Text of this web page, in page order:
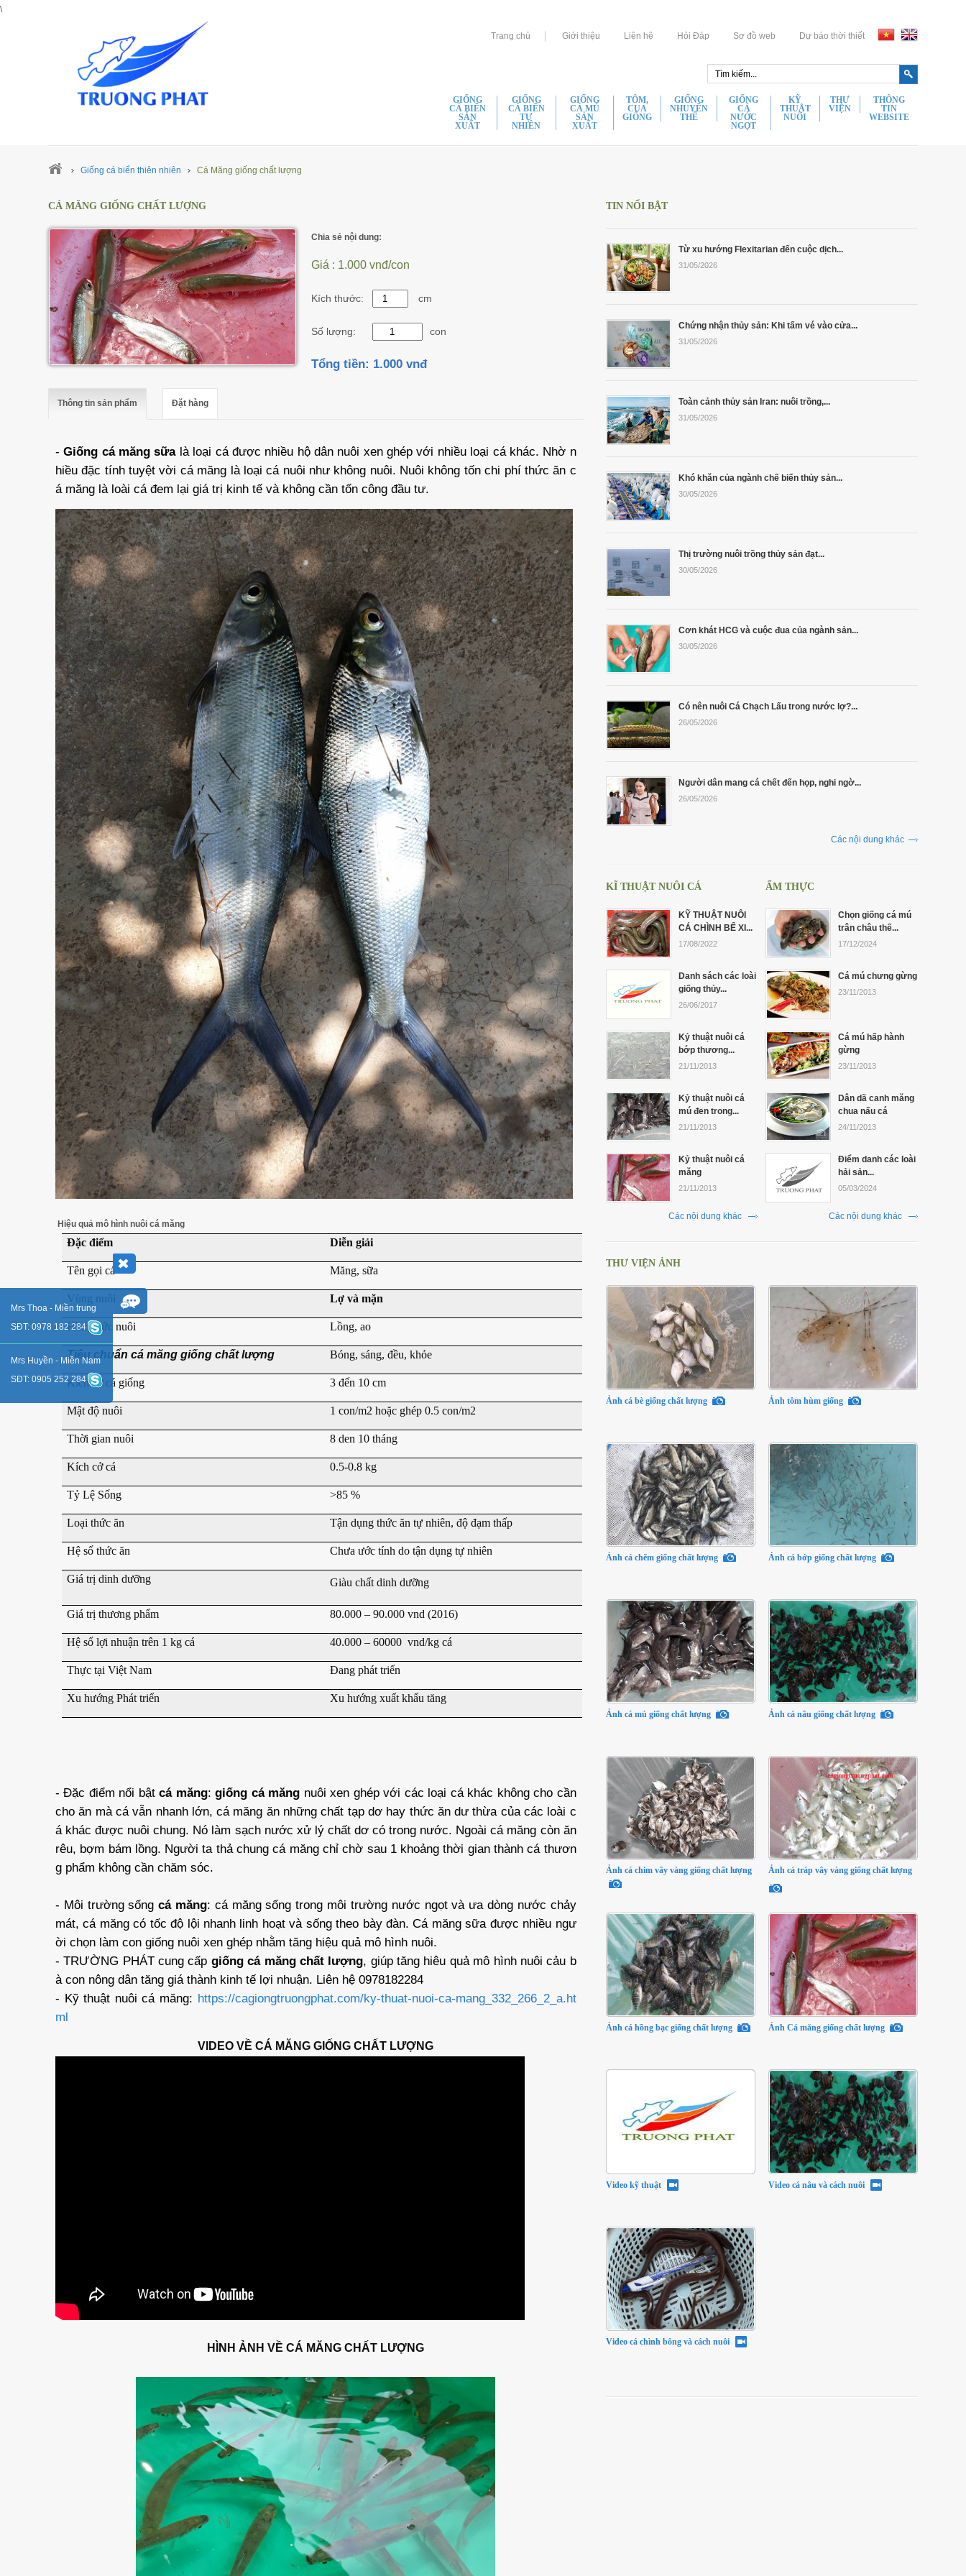
\
Trang chủ Giới thiệu Liên hệ Hỏi Đáp Sơ đồ web Dự báo thời thiết
GIỐNG
CÁ BIỂN
SẢN
XUẤT
GIỐNG
CÁ BIỂN
TỰ
NHIÊN
Cá Kình Giống Chất Lượng
Cá Ong Căng Giống Chất Lượng
GIỐNG
CÁ MÚ
SẢN
XUẤT
Cá Mú Sao Giống Chất Lượng
Cá Mú Cọp Giống Chất Lượng
Cá Mú Mè Giống Chất Lượng
Cá Mú Cọp Xám Chất Lượng
TÔM,
CUA
GIỐNG
Tôm Hùm Bông Giống Chất Lượng
Tôm Thẻ Giống Chất Lượng
Cua Xanh Giống Chất Lượng
GIỐNG
NHUYỂN
THỂ
Hầu Giống Chất Lượng
GIỐNG
CÁ
NƯỚC
NGỌT
KỸ
THUẬT
NUÔI
Đặc Điểm Sinh Học
THƯ
VIỆN
THÔNG
TIN
WEBSITE
Điều
Giống cá biển thiên nhiên Cá Măng giống chất lượng
CÁ MĂNG GIỐNG CHẤT LƯỢNG
Chia sẻ nội dung:
Giá : 1.000 vnđ/con
Kích thước: cm
Số lượng: con
Tổng tiền: 1.000 vnđ
Thông tin sản phẩm Đặt hàng
-Giống cá măng sữalà loại cá được nhiều hộ dân nuôi xen ghép với nhiều loại cá khác. Nhờ n
hiều đặc tính tuyệt vời cá măng là loại cá nuôi như không nuôi. Nuôi không tốn chi phí thức ăn c
á măng là loài cá đem lại giá trị kinh tế và không cần tốn công đầu tư.
Hiệu quả mô hình nuôi cá măng
Đặc điểm Diễn giải
Tên gọi cá Măng, sữa
Vùng nuôi Lợ và mặn
Hình thức nuôi Lồng, ao
Tiêu chuẩn cá măng giống chất lượng Bóng, sáng, đều, khỏe
Kích cở cá giống 3 đến 10 cm
Mật độ nuôi 1 con/m2 hoặc ghép 0.5 con/m2
Thời gian nuôi 8 den 10 tháng
Kích cở cá 0.5-0.8 kg
Tỷ Lệ Sống >85 %
Loại thức ăn Tận dụng thức ăn tự nhiên, độ đạm thấp
Hệ số thức ăn Chưa ước tính do tận dụng tự nhiên
Giá trị dinh dưỡng Giàu chất dinh dưỡng
Giá trị thương phẩm 80.000 – 90.000 vnd (2016)
Hệ số lợi nhuận trên 1 kg cá 40.000 – 60000 vnd/kg cá
Thực tại Việt Nam Đang phát triển
Xu hướng Phát triển Xu hướng xuất khẩu tăng
- Đặc điểm nổi bậtcá măng:giống cá măng nuôi xen ghép với các loại cá khác không cho cần
cho ăn mà cá vẫn nhanh lớn, cá măng ăn những chất tạp dơ hay thức ăn dư thừa của các loài c
á khác được nuôi chung. Nó làm sạch nước xử lý chất dơ có trong nước. Ngoài cá măng còn ăn
rêu, bợm bám lồng. Người ta thả chung cá măng chỉ chờ sau 1 khoảng thời gian thành cá thươn
g phẩm không cần chăm sóc.
- Môi trường sốngcá măng: cá măng sống trong môi trường nước ngọt và ưa dòng nước chảy
mát, cá măng có tốc độ lội nhanh linh hoạt và sống theo bày đàn. Cá măng sữa được nhiều ngư
ời chọn làm con giống nuôi xen ghép nhằm tăng hiệu quả mô hình nuôi.
- TRƯỜNG PHÁT cung cấp giống cá măng chất lượng, giúp tăng hiêu quả mô hình nuôi cảu b
à con nông dân tăng giá thành kinh tế lợi nhuận. Liên hệ 0978182284
- Kỹ thuật nuôi cá măng: https://cagiongtruongphat.com/ky-thuat-nuoi-ca-mang_332_266_2_a.ht
ml
VIDEO VỀ CÁ MĂNG GIỐNG CHẤT LƯỢNG
HÌNH ẢNH VỀ CÁ MĂNG CHẤT LƯỢNG
TIN NỔI BẬT
Từ xu hướng Flexitarian đến cuộc dịch...
31/05/2026
Chứng nhận thủy sản: Khi tấm vé vào cửa...
31/05/2026
Toàn cảnh thủy sản Iran: nuôi trồng,...
31/05/2026
Khó khăn của ngành chế biến thủy sản...
30/05/2026
Thị trường nuôi trồng thủy sản đạt...
30/05/2026
Cơn khát HCG và cuộc đua của ngành sản...
30/05/2026
Có nên nuôi Cá Chạch Lấu trong nước lợ?...
26/05/2026
Người dân mang cá chết đến họp, nghi ngờ...
26/05/2026
Các nội dung khác
KĨ THUẬT NUÔI CÁ
KỸ THUẬT NUÔI
CÁ CHÌNH BỂ XI...
17/08/2022
Danh sách các loài
giống thủy...
26/06/2017
Kỷ thuật nuôi cá
bớp thương...
21/11/2013
Kỷ thuật nuôi cá
mú đen trong...
21/11/2013
Kỷ thuật nuôi cá
măng
21/11/2013
Các nội dung khác
ẨM THỰC
Chọn giống cá mú
trân châu thế...
17/12/2024
Cá mú chưng gừng
23/11/2013
Cá mú hấp hành
gừng
23/11/2013
Dân dã canh măng
chua nấu cá
24/11/2013
Điểm danh các loài
hải sản...
05/03/2024
Các nội dung khác
THƯ VIỆN ẢNH
Ảnh cá bè giống chất lượng Ảnh tôm hùm giống
Ảnh cá chẽm giống chất lượng Ảnh cá bớp giống chất lượng
Ảnh cá mú giống chất lượng Ảnh cá nâu giống chất lượng
Ảnh cá chim vây vàng giống chất lượng Ảnh cá tráp vây vàng giống chất lượng
Ảnh cá hồng bạc giống chất lượng Ảnh Cá măng giống chất lượng
Video kỹ thuật Video cá nâu và cách nuôi
Video cá chình bông và cách nuôi
Mrs Thoa - Miền trung
SĐT: 0978 182 284
Mrs Huyền - Miền Nam
SĐT: 0905 252 284